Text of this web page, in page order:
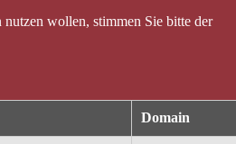
wollen, stimmen Sie bitte der
Domain